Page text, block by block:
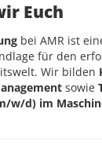
Euch
bei AMR ist
für den
Wir bilden
sowie
w/d) im